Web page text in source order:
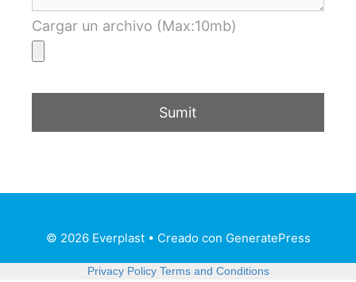
Cargar un archivo (Max:10mb)
© 2026 Everplast• Creado con GeneratePress
Privacy Policy Terms and Conditions